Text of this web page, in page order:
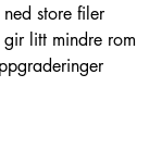
store filer
litt mindre rom